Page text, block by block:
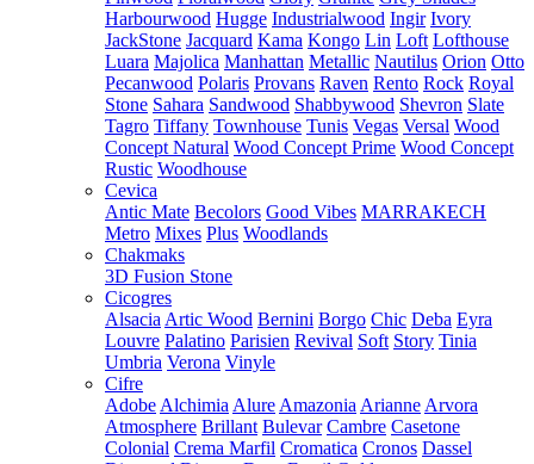
Harbourwood Hugge Industrialwood Ingir Ivory
JackStone Jacquard Kama Kongo Lin Loft Lofthouse
Luara Majolica Manhattan Metallic Nautilus Orion Otto
Pecanwood Polaris Provans Raven Rento Rock Royal
Stone Sahara Sandwood Shabbywood Shevron Slate
Tagro Tiffany Townhouse Tunis Vegas Versal Wood
Concept Natural Wood Concept Prime Wood Concept
Rustic Woodhouse
Cevica
Antic Mate Becolors Good Vibes MARRAKECH
Metro Mixes Plus Woodlands
Chakmaks
3D Fusion Stone
Cicogres
Alsacia Artic Wood Bernini Borgo Chic Deba Eyra
Louvre Palatino Parisien Revival Soft Story Tinia
Umbria Verona Vinyle
Cifre
Adobe Alchimia Alure Amazonia Arianne Arvora
Atmosphere Brillant Bulevar Cambre Casetone
Colonial Crema Marfil Cromatica Cronos Dassel